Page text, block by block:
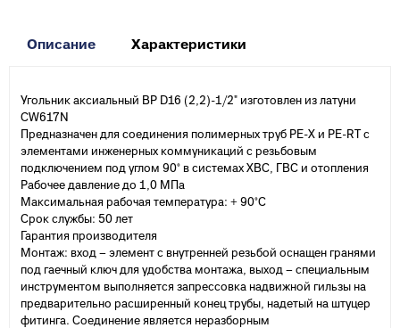
Описание Характеристики
Угольник аксиальный ВР D16 (2,2)-1/2" изготовлен из латуни
CW617N
Предназначен для соединения полимерных труб PE-X и PE-RT с
элементами инженерных коммуникаций с резьбовым
подключением под углом 90° в системах ХВС, ГВС и отопления
Рабочее давление до 1,0 МПа
Максимальная рабочая температура: + 90°С
Срок службы: 50 лет
Гарантия производителя
Монтаж: вход – элемент с внутренней резьбой оснащен гранями
под гаечный ключ для удобства монтажа, выход – специальным
инструментом выполняется запрессовка надвижной гильзы на
предварительно расширенный конец трубы, надетый на штуцер
фитинга. Соединение является неразборным